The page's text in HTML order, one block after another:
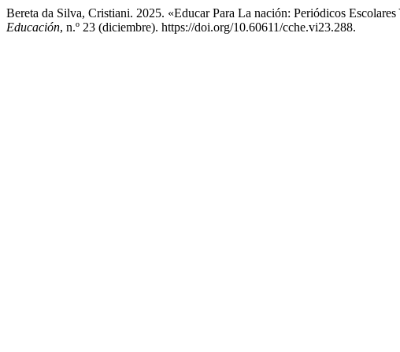
Bereta da Silva, Cristiani. 2025. «Educar Para La nación: Periódicos
Educación, n.º 23 (diciembre). https://doi.org/10.60611/cche.vi23.288.